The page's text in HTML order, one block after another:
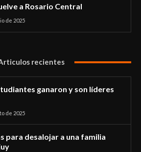
a Rosario Central
de 2025
recientes
ganaron y son líderes
de 2025
para desalojar a una familia